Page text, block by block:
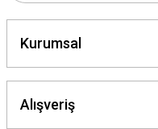
Kurumsal
Alışveriş